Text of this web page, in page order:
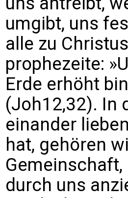
umgibt, uns
alle zu
prophezeite:
Erde erhöht
(Joh12,32). In
einander
hat, gehören
durch uns